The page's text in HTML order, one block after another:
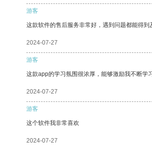
游客
这款软件的售后服务非常好，遇到问题都能得到
2024-07-27
游客
这款app的学习氛围很浓厚，能够激励我不断学
2024-07-27
游客
这个软件我非常喜欢
2024-07-27